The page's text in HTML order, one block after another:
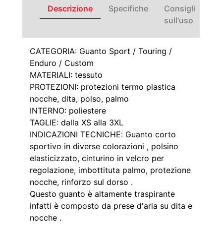
Descrizione Specifiche
Consigli
sull'uso
CATEGORIA: Guanto Sport / Touring /
Enduro / Custom
MATERIALI: tessuto
PROTEZIONI: protezioni termo plastica
nocche, dita, polso, palmo
INTERNO: poliestere
TAGLIE: dalla XS alla 3XL
INDICAZIONI TECNICHE: Guanto corto
sportivo in diverse colorazioni , polsino
elasticizzato, cinturino in velcro per
regolazione, imbottituta palmo, protezione
nocche, rinforzo sul dorso .
Questo guanto è altamente traspirante
infatti è composto da prese d'aria su dita e
nocche .